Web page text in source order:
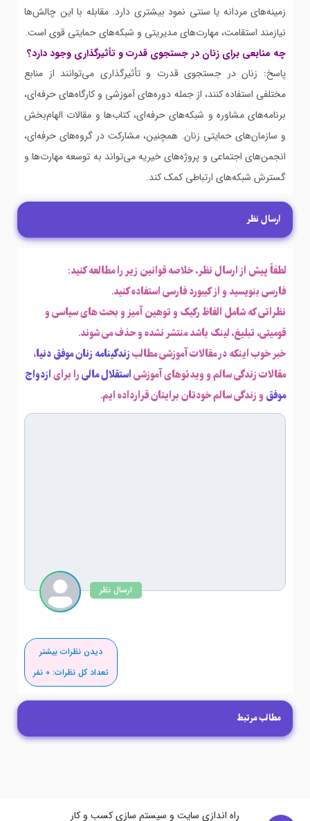
زمینه‌های مردانه یا سنتی نمود بیشتری دارد. مقابله با این چالش‌ها
نیازمند استقامت، مهارت‌های مدیریتی و شبکه‌های حمایتی قوی است.
چه منابعی برای زنان در جستجوی قدرت و تأثیرگذاری وجود دارد؟
پاسخ: زنان در جستجوی قدرت و تأثیرگذاری می‌توانند از منابع
مختلفی استفاده کنند، از جمله دوره‌های آموزشی و کارگاه‌های حرفه‌ای،
برنامه‌های مشاوره و شبکه‌های حرفه‌ای، کتاب‌ها و مقالات الهام‌بخش
و سازمان‌های حمایتی زنان. همچنین، مشارکت در گروه‌های حرفه‌ای،
انجمن‌های اجتماعی و پروژه‌های خیریه می‌تواند به توسعه مهارت‌ها و
گسترش شبکه‌های ارتباطی کمک کند.
ارسال نظر
لطفاً پیش از ارسال نظر، خلاصه قوانین زیر را مطالعه کنید:
فارسی بنویسید و از کیبورد فارسی استفاده کنید.
نظراتی که شامل الفاظ رکیک و توهین آمیز و بحث های سیاسی و
قومیتی، تبلیغ، لینک باشد منتشر نشده و حذف می شوند.
خبر خوب اینکه در مقالات آموزشی مطالبزندگینامه زنان موفق دنیا،
مقالات زندگی سالم و ویدئوهای آموزشیاستقلال مالیرا برایازدواج
موفق و زندگی سالم خودتان برایتان قرارداده ایم.
ارسال نظر
دیدن نظرات بیشتر
تعداد کل نظرات: 0 نفر
مطالب مرتبط
راه اندازی سایت و سیستم سازی کسب و کار